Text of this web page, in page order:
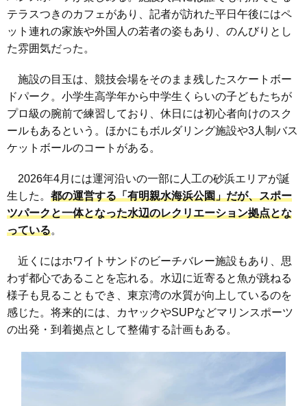
テラスつきのカフェがあり、記者が訪れた平日午後にはペ
ット連れの家族や外国人の若者の姿もあり、のんびりとし
た雰囲気だった。
施設の目玉は、競技会場をそのまま残したスケートボー
ドパーク。小学生高学年から中学生くらいの子どもたちが
プロ級の腕前で練習しており、休日には初心者向けのスク
ールもあるという。ほかにもボルダリング施設や3人制バス
ケットボールのコートがある。
2026年4月には運河沿いの一部に人工の砂浜エリアが誕
生した。 都の運営する「有明親水海浜公園」だが、スポー
ツパークと一体となった水辺のレクリエーション拠点とな
っている。
近くにはホワイトサンドのビーチバレー施設もあり、思
わず都心であることを忘れる。水辺に近寄ると魚が跳ねる
様子も見ることもでき、東京湾の水質が向上しているのを
感じた。将来的には、カヤックやSUPなどマリンスポーツ
の出発・到着拠点として整備する計画もある。